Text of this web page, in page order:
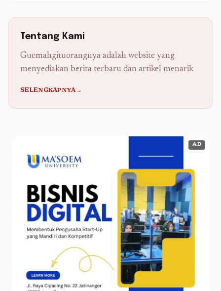
Tentang Kami
Guemahgituorangnya adalah website yang
menyediakan berita terbaru dan artikel menarik
SELENGKAPNYA→
AD